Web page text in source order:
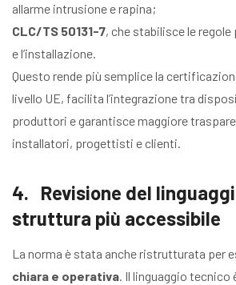
allarme intrusione e rapina;
CLC/TS 50131-7, che stabilisce le
e l’installazione.
Questo rende più semplice la
livello UE, facilita l’integrazione tra
produttori e garantisce maggiore
installatori, progettisti e clienti.
4. Revisione del
struttura più accessibile
La norma è stata anche ristrutturata per
chiara e operativa. Il linguaggio